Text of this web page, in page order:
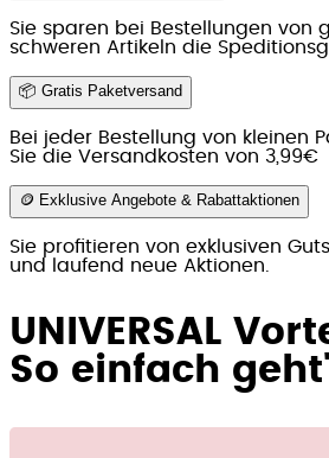
Sie sparen bei Bestellungen von
schweren Artikeln die
📦 Gratis Paketversand
Bei jeder Bestellung von kleinen
Sie die Versandkosten von 3,99€
🪙 Exklusive Angebote & Rabattaktionen
Sie profitieren von exklusiven
und laufend neue Aktionen.
UNIVERSAL
So einfach